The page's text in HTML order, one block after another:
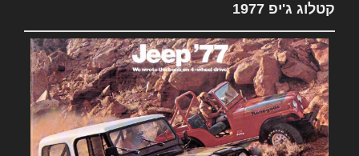
קטלוג ג'יפ 1977